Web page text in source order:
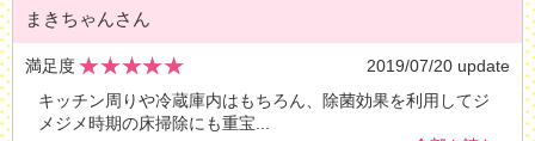
まきちゃんさん
満足度
2019/07/20 update
キッチン周りや冷蔵庫内はもちろん、除菌効果を利用してジ
メジメ時期の床掃除にも重宝